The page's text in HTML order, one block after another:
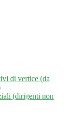
di vertice (da
(dirigenti non